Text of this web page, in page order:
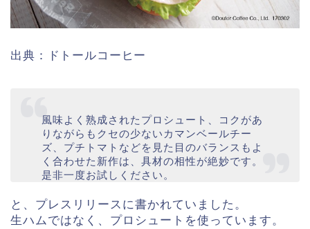
出典：ドトールコーヒー
風味よく熟成されたプロシュート、コクがあ
りながらもクセの少ないカマンベールチー
ズ、プチトマトなどを見た目のバランスもよ
く合わせた新作は、具材の相性が絶妙です。
是非一度お試しください。
と、プレスリリースに書かれていました。
生ハムではなく、プロシュートを使っています。